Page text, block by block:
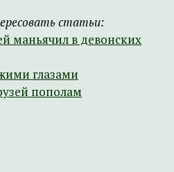
статьи:
маньячил в девонских
глазами
пополам